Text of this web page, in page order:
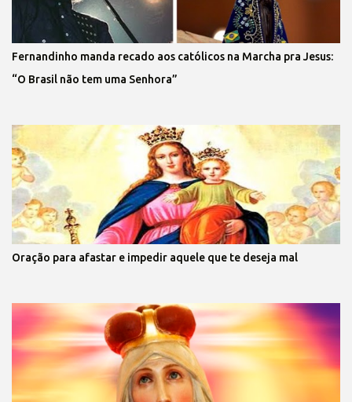
Fernandinho manda recado aos católicos na Marcha pra Jesus:
“O Brasil não tem uma Senhora”
Oração para afastar e impedir aquele que te deseja mal